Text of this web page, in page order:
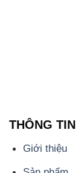
Chính sách
Tin tức
Liên hệ